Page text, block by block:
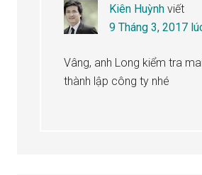
Kiên Huỳnh viết
9 Tháng 3, 2017
Vâng, anh Long kiểm tra
thành lập công ty nhé